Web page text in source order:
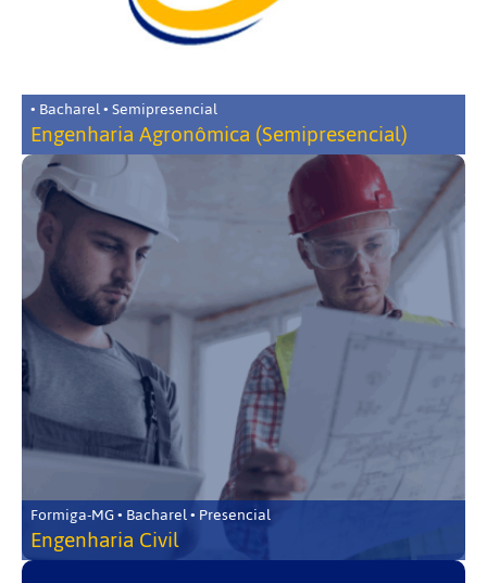
• Bacharel • Semipresencial
Engenharia Agronômica (Semipresencial)
Formiga-MG • Bacharel • Presencial
Engenharia Civil